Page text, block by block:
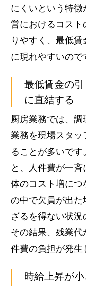
にくいという特徴
営におけるコス
りやすく、最低
に現れやすいので
最低賃金の
に直結する
厨房業務では、
業務を現場スタ
ることが多いです
と、人件費が一
体のコスト増につ
の中で欠員が出
ざるを得ない状況
その結果、残業代
件費の負担が発生
時給上昇が